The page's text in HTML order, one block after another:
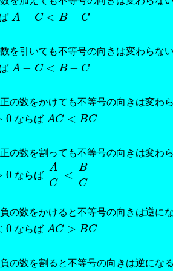
A <B C
を引いても不等号の向きは変わらない
A <B C
の数をかけても不等号の向きは変わら
ならば
A C< C
の数を割っても不等号の向きは変わら
ならば
AC C
の数をかけると不等号の向きは逆にな
ならば
A C> C
の数を割ると不等号の向きは逆になる